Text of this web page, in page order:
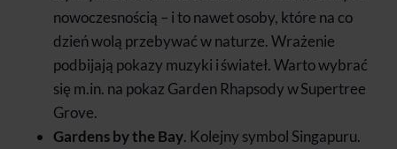
nowoczesnością – i to nawet osoby, które na co
dzień wolą przebywać w naturze. Wrażenie
podbijają pokazy muzyki i świateł. Warto wybrać
się m.in. na pokaz Garden Rhapsody w Supertree
Grove.
Gardens by the Bay. Kolejny symbol Singapuru.